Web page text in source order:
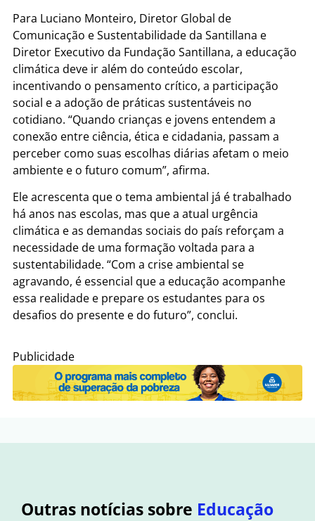
Para Luciano Monteiro, Diretor Global de
Comunicação e Sustentabilidade da Santillana e
Diretor Executivo da Fundação Santillana, a educação
climática deve ir além do conteúdo escolar,
incentivando o pensamento crítico, a participação
social e a adoção de práticas sustentáveis no
cotidiano. “Quando crianças e jovens entendem a
conexão entre ciência, ética e cidadania, passam a
perceber como suas escolhas diárias afetam o meio
ambiente e o futuro comum”, afirma.
Ele acrescenta que o tema ambiental já é trabalhado
há anos nas escolas, mas que a atual urgência
climática e as demandas sociais do país reforçam a
necessidade de uma formação voltada para a
sustentabilidade. “Com a crise ambiental se
agravando, é essencial que a educação acompanhe
essa realidade e prepare os estudantes para os
desafios do presente e do futuro”, conclui.
Publicidade
Outras notícias sobre Educação